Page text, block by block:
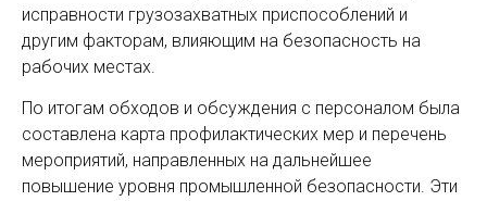
исправности грузозахватных приспособлений и
другим факторам, влияющим на безопасность на
рабочих местах.
По итогам обходов и обсуждения с персоналом была
составлена карта профилактических мер и перечень
мероприятий, направленных на дальнейшее
повышение уровня промышленной безопасности. Эти